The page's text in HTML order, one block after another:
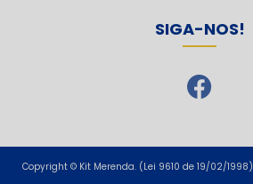
SIGA-NOS!
Copyright © Kit Merenda. (Lei 9610 de 19/02/1998)